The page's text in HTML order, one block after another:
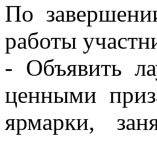
По
работы
- Объявить
ценными
ярмарки,